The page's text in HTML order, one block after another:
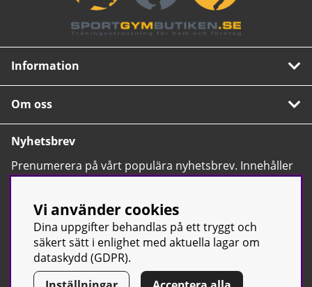
Information
Om oss
Nyhetsbrev
Prenumerera på vårt populära nyhetsbrev. Innehåller
tips, nyheter och våra allra bästa erbjudanden.
Vi använder cookies
Dina uppgifter behandlas på ett tryggt och
säkert sätt i enlighet med aktuella lagar om
dataskydd (GDPR).